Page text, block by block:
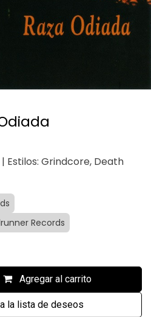
Estilos: Grindcore, Death
Records
Agregar al carrito
la lista de deseos